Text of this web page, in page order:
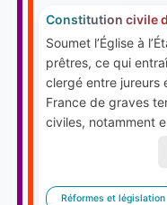
Constitution civile
Soumet l’Église à
prêtres, ce qui
clergé entre jureurs
France de graves
civiles, notamment
Réformes et législation